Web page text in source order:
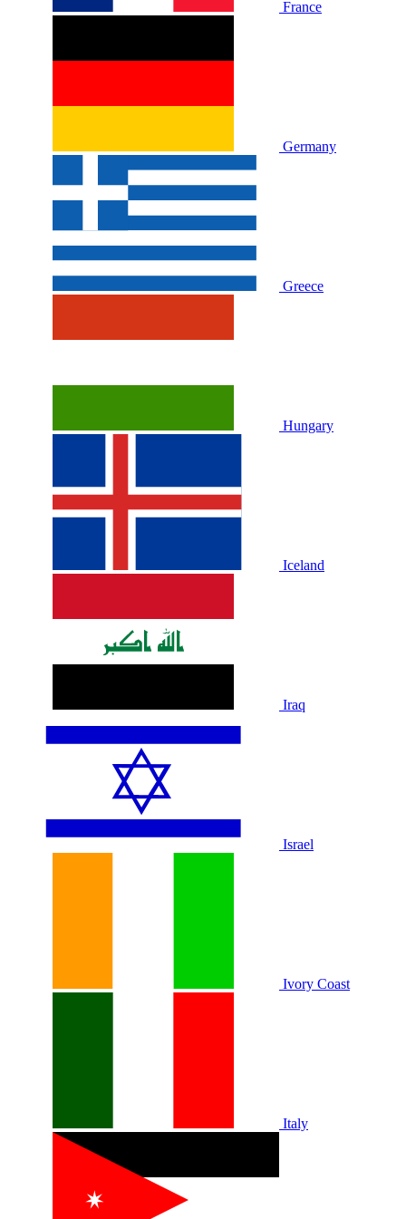
France
Germany
Greece
Hungary
Iceland
Iraq
Israel
Ivory Coast
Italy